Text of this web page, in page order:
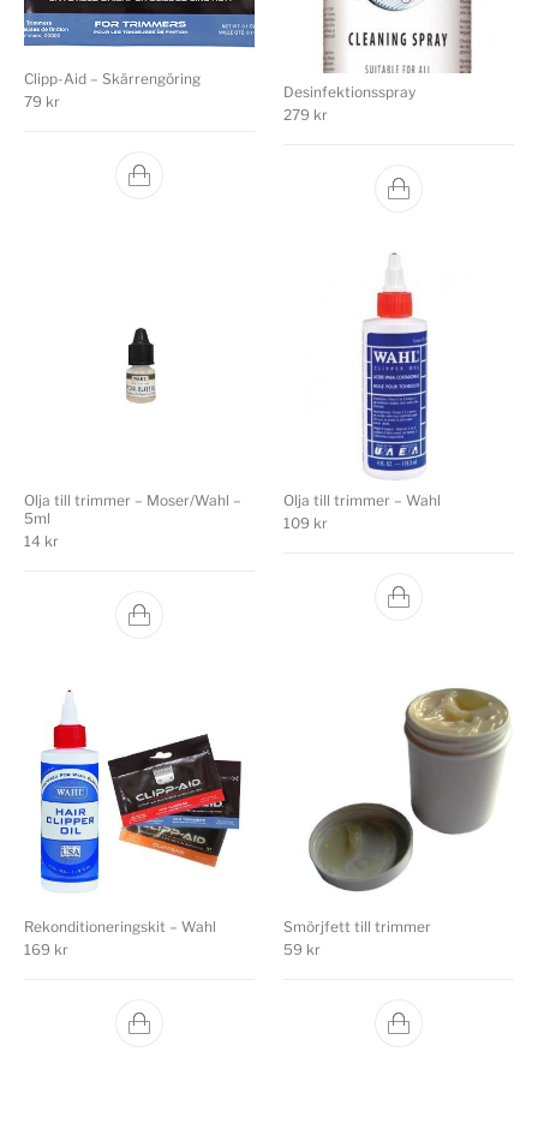
Clipp-Aid – Skärrengöring
79 kr
Desinfektionsspray
279 kr
Olja till trimmer – Moser/Wahl –
5ml
14 kr
Olja till trimmer – Wahl
109 kr
Rekonditioneringskit – Wahl
169 kr
Smörjfett till trimmer
59 kr